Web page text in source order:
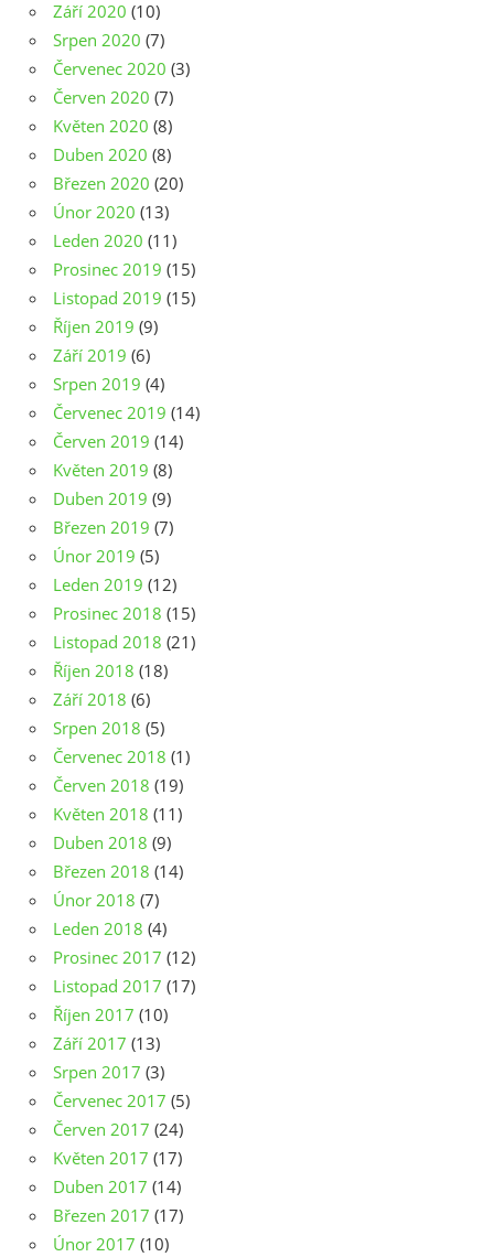
Září 2020 (10)
Srpen 2020 (7)
Červenec 2020 (3)
Červen 2020 (7)
Květen 2020 (8)
Duben 2020 (8)
Březen 2020 (20)
Únor 2020 (13)
Leden 2020 (11)
Prosinec 2019 (15)
Listopad 2019 (15)
Říjen 2019 (9)
Září 2019 (6)
Srpen 2019 (4)
Červenec 2019 (14)
Červen 2019 (14)
Květen 2019 (8)
Duben 2019 (9)
Březen 2019 (7)
Únor 2019 (5)
Leden 2019 (12)
Prosinec 2018 (15)
Listopad 2018 (21)
Říjen 2018 (18)
Září 2018 (6)
Srpen 2018 (5)
Červenec 2018 (1)
Červen 2018 (19)
Květen 2018 (11)
Duben 2018 (9)
Březen 2018 (14)
Únor 2018 (7)
Leden 2018 (4)
Prosinec 2017 (12)
Listopad 2017 (17)
Říjen 2017 (10)
Září 2017 (13)
Srpen 2017 (3)
Červenec 2017 (5)
Červen 2017 (24)
Květen 2017 (17)
Duben 2017 (14)
Březen 2017 (17)
Únor 2017 (10)